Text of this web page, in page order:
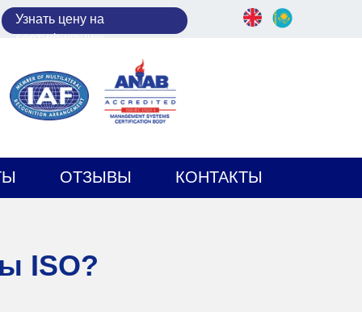
Узнать цену на
сертификацию
ОТЗЫВЫ КОНТАКТЫ
ISO?